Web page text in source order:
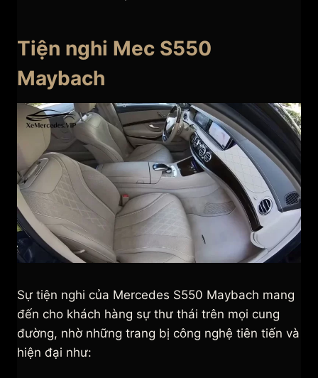
Tiện nghi Mec S550
Maybach
Sự tiện nghi của Mercedes S550 Maybach mang
đến cho khách hàng sự thư thái trên mọi cung
đường, nhờ những trang bị công nghệ tiên tiến và
hiện đại như: